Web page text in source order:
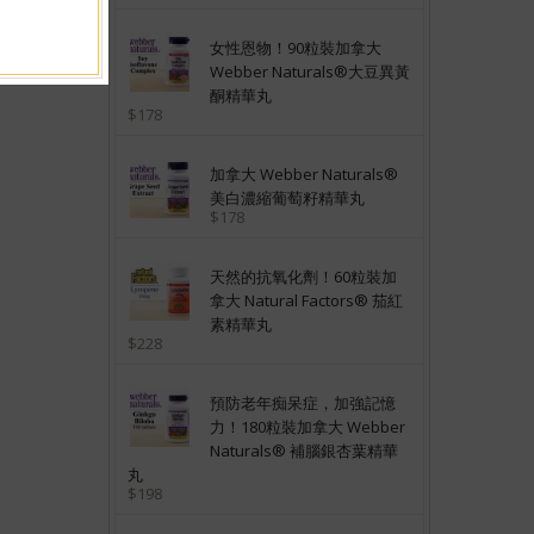
女性恩物！90粒裝加拿大
Webber Naturals®大豆異黃
酮精華丸
$178
加拿大 Webber Naturals®
美白濃縮葡萄籽精華丸
$178
天然的抗氧化劑！60粒裝加
拿大 Natural Factors® 茄紅
素精華丸
$228
預防老年痴呆症，加強記憶
力！180粒裝加拿大 Webber
Naturals® 補腦銀杏葉精華
丸
$198